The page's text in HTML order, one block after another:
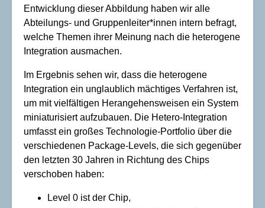
Entwicklung dieser Abbildung haben wir alle
Abteilungs- und Gruppenleiter*innen intern befragt,
welche Themen ihrer Meinung nach die heterogene
Integration ausmachen.
Im Ergebnis sehen wir, dass die heterogene
Integration ein unglaublich mächtiges Verfahren ist,
um mit vielfältigen Herangehensweisen ein System
miniaturisiert aufzubauen. Die Hetero-Integration
umfasst ein großes Technologie-Portfolio über die
verschiedenen Package-Levels, die sich gegenüber
den letzten 30 Jahren in Richtung des Chips
verschoben haben:
Level 0 ist der Chip,